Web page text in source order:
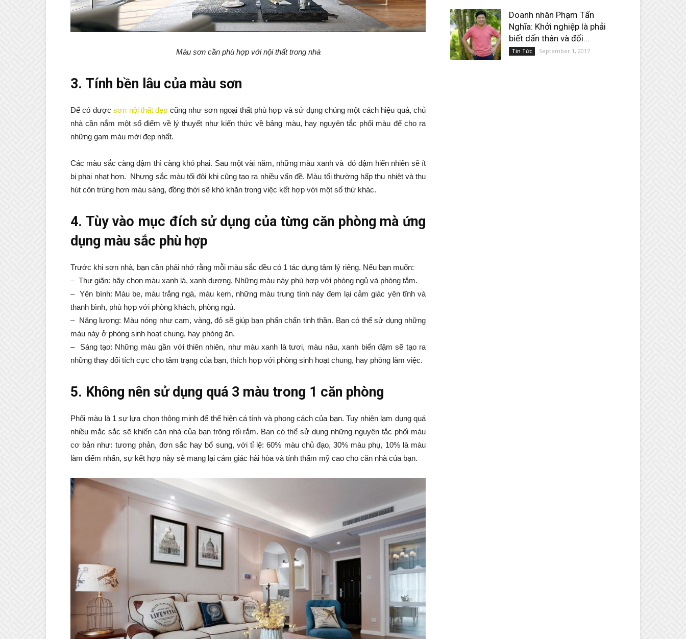
Màu sơn cần phù hợp với nội thất trong nhà
3. Tính bền lâu của màu sơn
Để có đượcsơn nội thất đẹp cũng như sơn ngoại thất phù hợp và sử dụng chúng một cách hiệu quả, chủ
nhà cần nắm một số điểm về lý thuyết như kiến thức về bảng màu, hay nguyên tắc phối màu để cho ra
những gam màu mới đẹp nhất.
Các màu sắc càng đậm thì càng khó phai. Sau một vài năm, những màu xanh và đỏ đậm hiển nhiên sẽ ít
bị phai nhạt hơn. Nhưng sắc màu tối đôi khi cũng tạo ra nhiều vấn đề. Màu tối thường hấp thu nhiệt và thu
hút côn trùng hơn màu sáng, đồng thời sẽ khó khăn trong việc kết hợp với một số thứ khác.
4. Tùy vào mục đích sử dụng của từng căn phòng mà ứng
dụng màu sắc phù hợp
Trước khi sơn nhà, bạn cần phải nhớ rằng mỗi màu sắc đều có 1 tác dụng tâm lý riêng. Nếu bạn muốn:
– Thư giãn: hãy chọn màu xanh lá, xanh dương. Những màu này phù hợp với phòng ngủ và phòng tắm.
– Yên bình: Màu be, màu trắng ngà, màu kem, những màu trung tính này đem lại cảm giác yên tĩnh và
thanh bình, phù hợp với phòng khách, phòng ngủ.
– Năng lượng: Màu nóng như cam, vàng, đỏ sẽ giúp bạn phấn chấn tinh thần. Bạn có thể sử dụng những
màu này ở phòng sinh hoạt chung, hay phòng ăn.
– Sáng tạo: Những màu gần với thiên nhiên, như màu xanh là tươi, màu nâu, xanh biển đậm sẽ tạo ra
những thay đổi tích cực cho tâm trạng của bạn, thích hợp với phòng sinh hoạt chung, hay phòng làm việc.
5. Không nên sử dụng quá 3 màu trong 1 căn phòng
Phối màu là 1 sự lựa chọn thông minh để thể hiện cá tính và phong cách của bạn. Tuy nhiên lạm dụng quá
nhiều mắc sắc sẽ khiến căn nhà của bạn trông rối rắm. Bạn có thể sử dụng những nguyên tắc phối màu
cơ bản như: tương phản, đơn sắc hay bổ sung, với tỉ lệ: 60% màu chủ đạo, 30% màu phụ, 10% là màu
làm điểm nhấn, sự kết hợp này sẽ mang lại cảm giác hài hòa và tính thẩm mỹ cao cho căn nhà của bạn.
Doanh nhân Phạm Tấn
Nghĩa: Khởi nghiệp là phải
biết dấn thân và đối...
Tin Tức September 1, 2017